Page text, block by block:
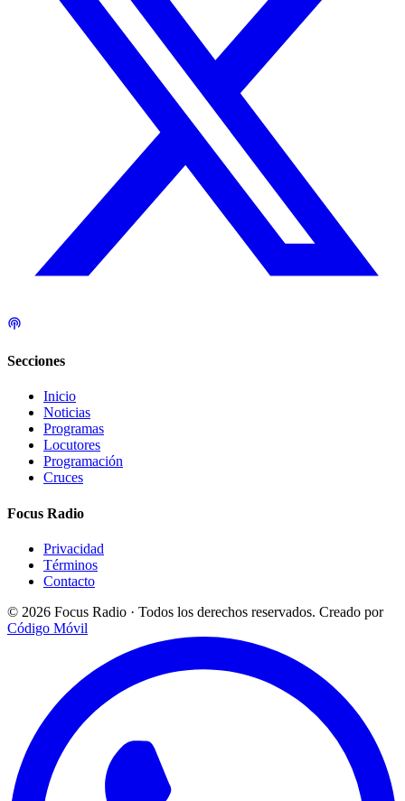
Secciones
Inicio
Noticias
Programas
Locutores
Programación
Cruces
Focus Radio
Privacidad
Términos
Contacto
© 2026 Focus Radio · Todos los derechos reservados. Creado por
Código Móvil